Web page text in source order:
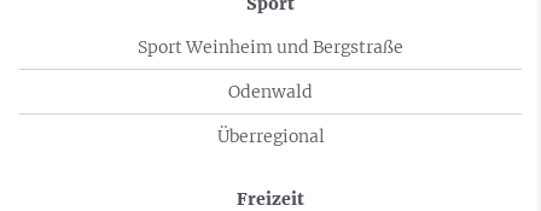
Sport Weinheim und Bergstraße
Odenwald
Überregional
Freizeit